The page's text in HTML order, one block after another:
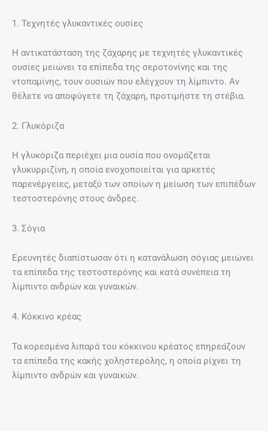
1. Τεχνητές γλυκαντικές ουσίες
Η αντικατάσταση της ζάχαρης με τεχνητές γλυκαντικές
ουσίες μειώνει τα επίπεδα της σεροτονίνης και της
ντοπαμίνης, τουν ουσιών που ελέγχουν τη λίμπιντο. Αν
θέλετε να αποφύγετε τη ζάχαρη, προτιμήστε τη στέβια.
2. Γλυκόριζα
Η γλυκόριζα περιέχει μια ουσία που ονομάζεται
γλυκυρριζίνη, η οποία ενοχοποιείται για αρκετές
παρενέργειες, μεταξύ των οποίων η μείωση των επιπέδων
τεστοστερόνης στους άνδρες.
3. Σόγια
Ερευνητές διαπίστωσαν ότι η κατανάλωση σόγιας μειώνει
τα επίπεδα της τεστοστερόνης και κατά συνέπεια τη
λίμπιντο ανδρών και γυναικών.
4. Κόκκινο κρέας
Τα κορεσμένα λιπαρά του κόκκινου κρέατος επηρεάζουν
τα επίπεδα της κακής χοληστερόλης, η οποία ρίχνει τη
λίμπιντο ανδρών και γυναικών.